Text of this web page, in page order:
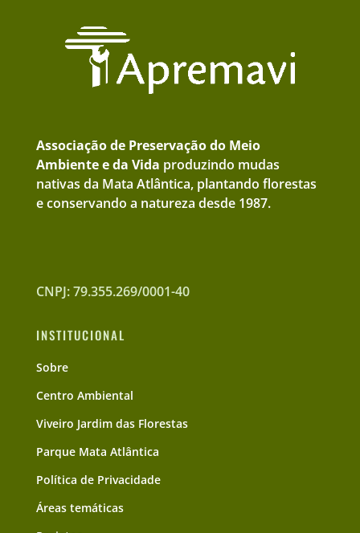
Associação de Preservação do Meio
Ambiente e da Vida produzindo mudas
nativas da Mata Atlântica, plantando florestas
e conservando a natureza desde 1987.
CNPJ: 79.355.269/0001-40
INSTITUCIONAL
Sobre
Centro Ambiental
Viveiro Jardim das Florestas
Parque Mata Atlântica
Política de Privacidade
Áreas temáticas